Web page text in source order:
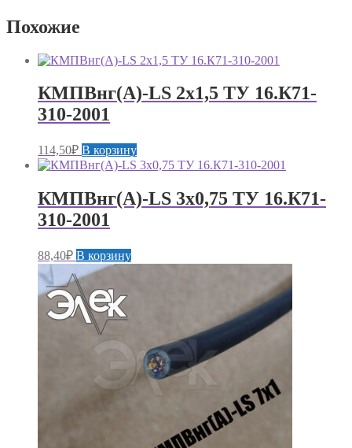
Похожие
КМПВнг(А)-LS 2х1,5 ТУ 16.К71-
310-2001
114,50₽ В корзину
КМПВнг(А)-LS 3х0,75 ТУ 16.К71-
310-2001
88,40₽ В корзину